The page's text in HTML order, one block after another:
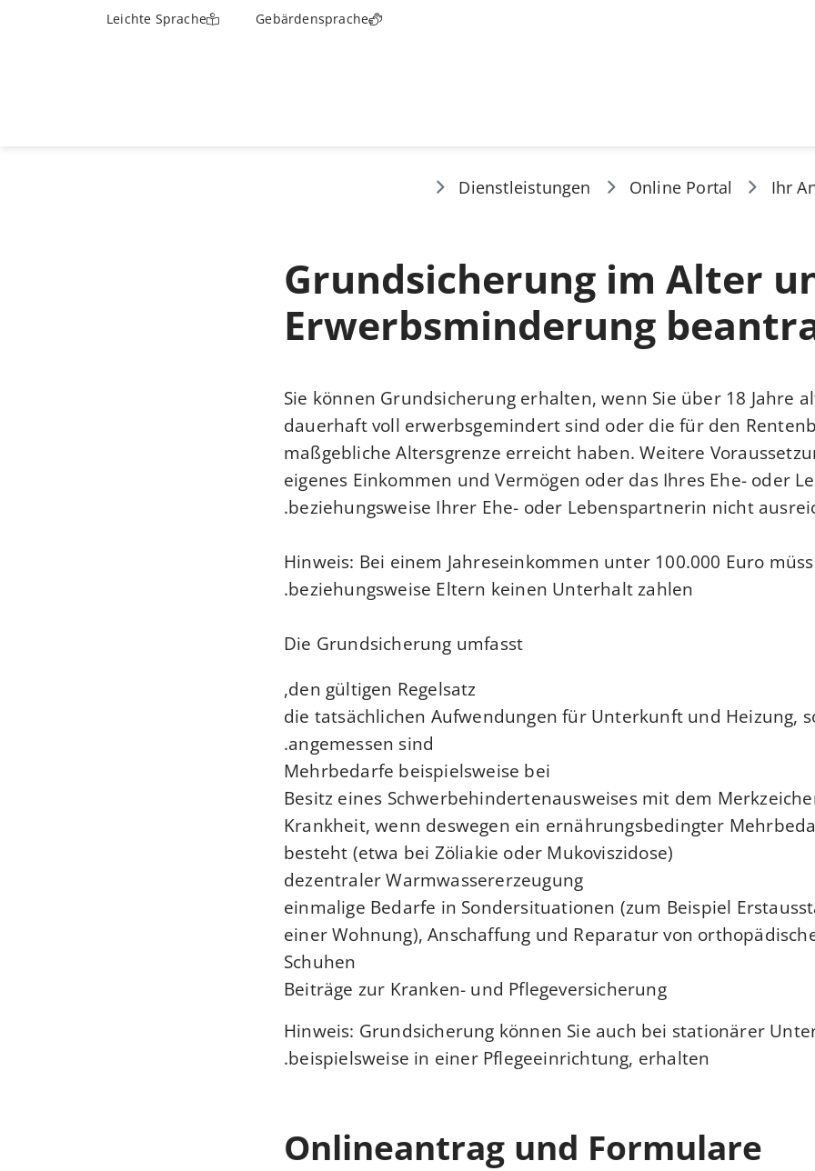
Gebärdensprache
Leichte Sprache
Ihr
Online Portal
Dienstleistungen
Grundsicherung im Alter
Erwerbsminderung
Sie können Grundsicherung erhalten, wenn Sie über 18 Jahre
dauerhaft voll erwerbsgemindert sind oder die für den
maßgebliche Altersgrenze erreicht haben. Weitere
eigenes Einkommen und Vermögen oder das Ihres Ehe- oder
beziehungsweise Ihrer Ehe- oder Lebenspartnerin nicht
Hinweis: Bei einem Jahreseinkommen unter 100.000 Euro
beziehungsweise Eltern keinen Unterhalt zahlen.
Die Grundsicherung umfasst
den gültigen Regelsatz,
die tatsächlichen Aufwendungen für Unterkunft und Heizung,
angemessen sind.
Mehrbedarfe beispielsweise bei
Besitz eines Schwerbehindertenausweises mit dem
Krankheit, wenn deswegen ein ernährungsbedingter
besteht (etwa bei Zöliakie oder Mukoviszidose)
dezentraler Warmwassererzeugung
einmalige Bedarfe in Sondersituationen (zum Beispiel
einer Wohnung), Anschaffung und Reparatur von
Schuhen
Beiträge zur Kranken- und Pflegeversicherung
Hinweis: Grundsicherung können Sie auch bei stationärer
beispielsweise in einer Pflegeeinrichtung, erhalten.
Onlineantrag und Formulare